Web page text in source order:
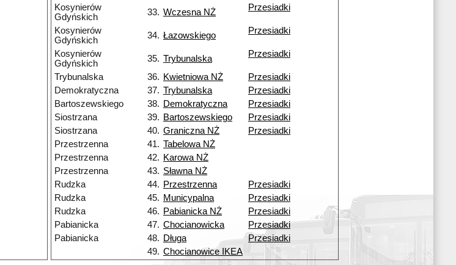
Kosynierów
Gdyńskich
33. Wczesna NŻ Przesiadki
Kosynierów
Gdyńskich
34. Łazowskiego Przesiadki
Kosynierów
Gdyńskich
35. Trybunalska Przesiadki
Trybunalska 36. Kwietniowa NŻ
Przesiadki
Demokratyczna
37. Trybunalska
Przesiadki
Bartoszewskiego
38. Demokratyczna
Przesiadki
Siostrzana
39. Bartoszewskiego
Przesiadki
Siostrzana
40. Graniczna NŻ
Przesiadki
Przestrzenna
41. Tabelowa NŻ
Przestrzenna
42. Karowa NŻ
Przestrzenna
43. Sławna NŻ
Rudzka
44. Przestrzenna
Przesiadki
Rudzka
45. Municypalna
Przesiadki
Rudzka
46. Pabianicka NŻ
Przesiadki
Pabianicka
47. Chocianowicka
Przesiadki
Pabianicka
48. Długa
Przesiadki
49. Chocianowice IKEA